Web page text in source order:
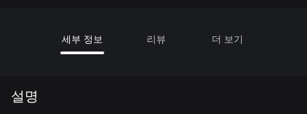
세부 정보 리뷰 더 보기
설명